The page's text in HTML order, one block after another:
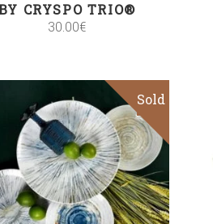
CRYSPO TRIO®
30.00€
Sold
Διαβάστε
περισσότερα